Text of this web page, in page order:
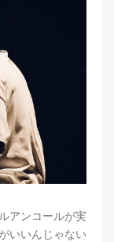
アンコールが実
いいんじゃない